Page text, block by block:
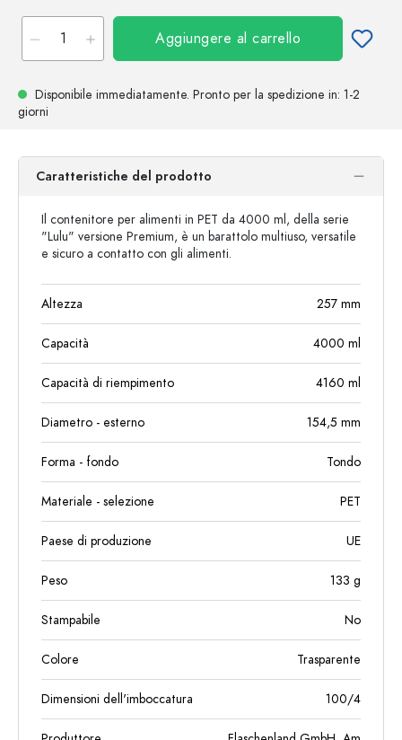
Aggiungere al carrello
Disponibile immediatamente. Pronto per la spedizione in: 1-2
giorni
Caratteristiche del prodotto
Il contenitore per alimenti in PET da 4000 ml, della serie
"Lulu" versione Premium, è un barattolo multiuso, versatile
e sicuro a contatto con gli alimenti.
Altezza 257 mm
Capacità 4000 ml
Capacità di riempimento 4160 ml
Diametro - esterno 154,5 mm
Forma - fondo Tondo
Materiale - selezione PET
Paese di produzione UE
Peso 133 g
Stampabile No
Colore Trasparente
Dimensioni dell'imboccatura 100/4